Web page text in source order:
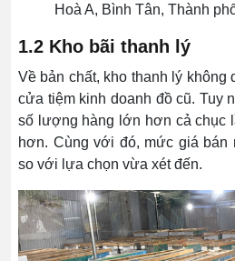
Hoà A, Bình Tân, Thành
1.2 Kho bãi thanh lý
Về bản chất, kho thanh lý không
cửa tiệm kinh doanh đồ cũ. Tuy
số lượng hàng lớn hơn cả chục
hơn. Cùng với đó, mức giá bán
so với lựa chọn vừa xét đến.